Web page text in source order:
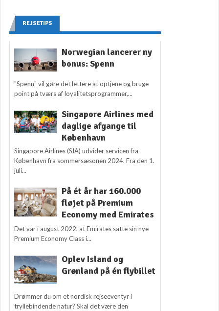
REJSETIPS
Norwegian lancerer ny
bonus: Spenn
"Spenn" vil gøre det lettere at optjene og bruge
point på tværs af loyalitetsprogrammer,...
Singapore Airlines med
daglige afgange til
København
Singapore Airlines (SIA) udvider servicen fra
København fra sommersæsonen 2024. Fra den 1.
juli...
På ét år har 160.000
fløjet på Premium
Economy med Emirates
Det var i august 2022, at Emirates satte sin nye
Premium Economy Class i...
Oplev Island og
Grønland på én flybillet
Drømmer du om et nordisk rejseeventyr i
tryllebindende natur? Skal det være den